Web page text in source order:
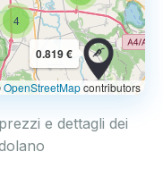
4
0.819 €
OpenStreetMapcontributors
e dettagli dei